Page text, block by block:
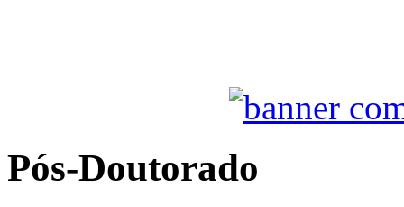
Pós-Doutorado